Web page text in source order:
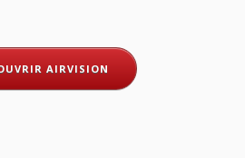
AIRVISION